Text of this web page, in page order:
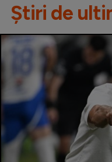
Știri de